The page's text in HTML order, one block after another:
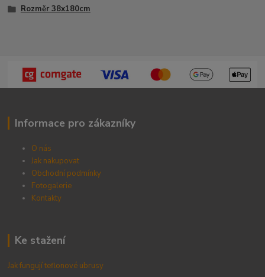
Rozměr 38x180cm
Informace pro zákazníky
O nás
Jak nakupovat
Obchodní podmínky
Fotogalerie
Kontakty
Ke stažení
Jak fungují teflonové ubrusy